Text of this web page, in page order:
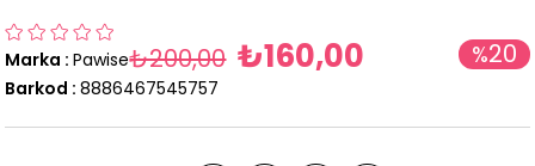
Marka : Pawise %20
₺200,00 ₺160,00
Barkod : 8886467545757